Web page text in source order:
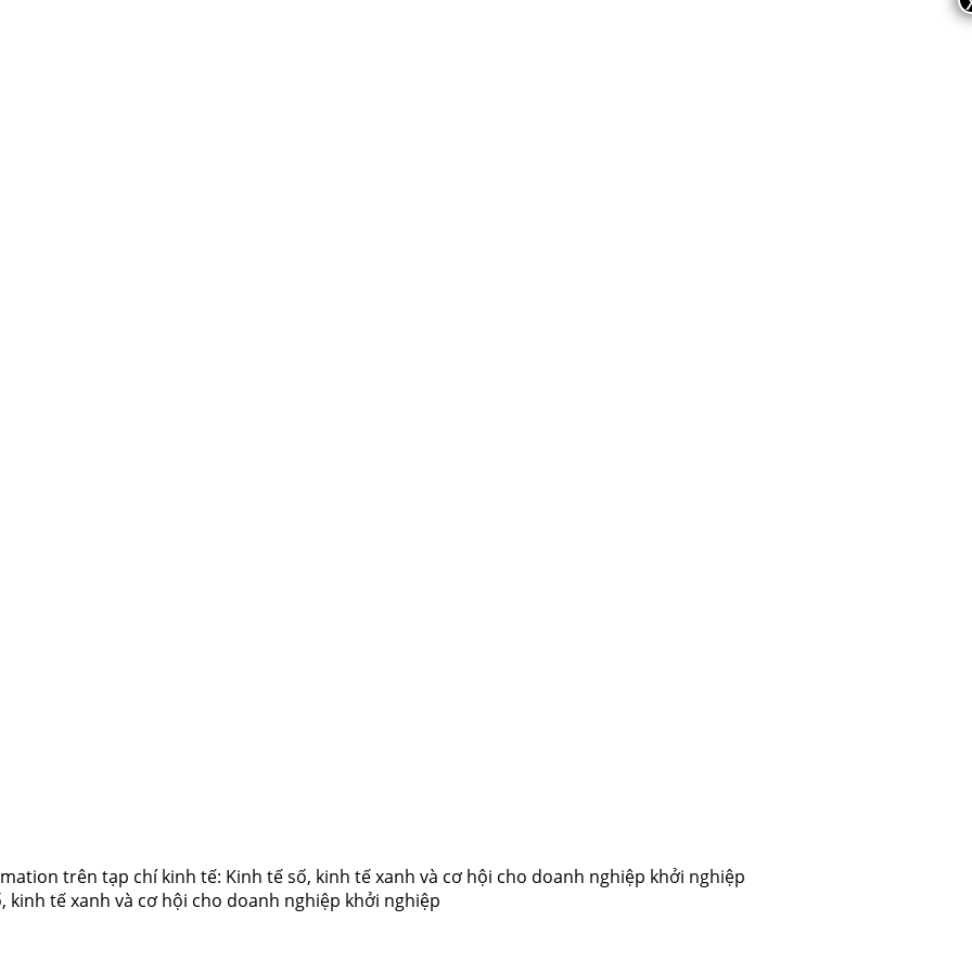
trên tạp chí kinh tế: Kinh tế số, kinh tế xanh và cơ hội cho doanh nghiệp khởi nghiệp
tế xanh và cơ hội cho doanh nghiệp khởi nghiệp